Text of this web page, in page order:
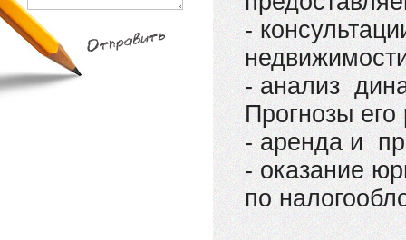
-
- анализ
Прогнозы его
- аренда и
- оказание
по